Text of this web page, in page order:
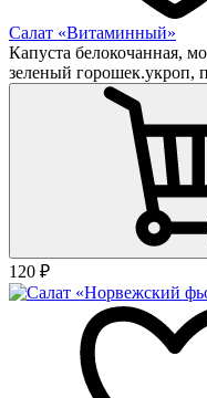
Салат «Витаминный»
Капуста белокочанная,
зеленый горошек.укроп,
120 ₽